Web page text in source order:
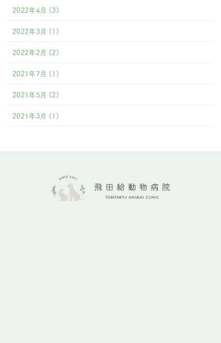
2022年4月 (3)
2022年3月 (1)
2022年2月 (2)
2021年7月 (1)
2021年5月 (2)
2021年3月 (1)